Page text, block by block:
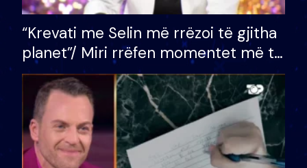
“Krevati me Selin më rrëzoi të gjitha
planet”/ Miri rrëfen momentet më të
bukura në shtëpinë e BB VIP: Do më
mungojë zilja e mëngjesit kur…